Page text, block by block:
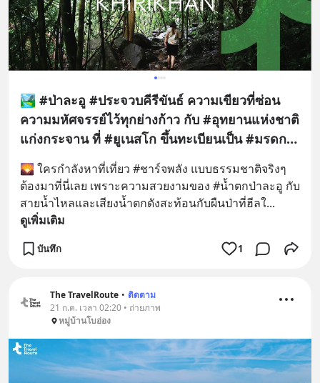
🏞️ #ป่าละอู #ประจวบคีรีขันธ์ ความเขียวที่ซ่อน
ความมหัศจรรย์ไว้ทุกย่างก้าว กับ #อุทยานแห่งชาติ
แก่งกระจาน ที่ #ยูเนสโก ขึ้นทะเบียนเป็น #มรดก
โลกทางธรรมชาติ
🌄 ใครกำลังหาที่เที่ยว #ชาร์จพลัง แบบธรรมชาติจริงๆ
ต้องมาที่นี่เลย เพราะความสวยงามของ #น้ำตกป่าละอู กับ
สายน้ำไหลและเสียงน้ำตกดังสะท้อนกับผืนป่าที่ฮีลใ...
ดูเพิ่มเติม
บันทึก 1
The TravelRoute • ติดตาม
21 ก.ค. เวลา 02:20 • ถ่ายภาพ
หมู่บ้านโบอ่อง